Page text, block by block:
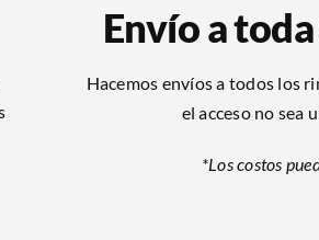
Envío a
Hacemos envíos a todos los
el acceso no sea
*Los costos